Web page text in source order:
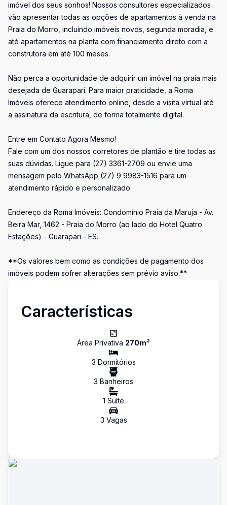
imóvel dos seus sonhos! Nossos consultores especializados
vão apresentar todas as opções de apartamentos à venda na
Praia do Morro, incluindo imóveis novos, segunda moradia, e
até apartamentos na planta com financiamento direto com a
construtora em até 100 meses.
Não perca a oportunidade de adquirir um imóvel na praia mais
desejada de Guarapari. Para maior praticidade, a Roma
Imóveis oferece atendimento online, desde a visita virtual até
a assinatura da escritura, de forma totalmente digital.
Entre em Contato Agora Mesmo!
Fale com um dos nossos corretores de plantão e tire todas as
suas dúvidas. Ligue para (27) 3361-2709 ou envie uma
mensagem pelo WhatsApp (27) 9 9983-1516 para um
atendimento rápido e personalizado.
Endereço da Roma Imóveis: Condomínio Praia da Maruja - Av.
Beira Mar, 1462 - Praia do Morro (ao lado do Hotel Quatro
Estações) - Guarapari - ES.
**Os valores bem como as condições de pagamento dos
imóveis podem sofrer alterações sem prévio aviso.**
Características
Área Privativa 270m²
3 Dormitórios
3 Banheiros
1 Suíte
3 Vagas